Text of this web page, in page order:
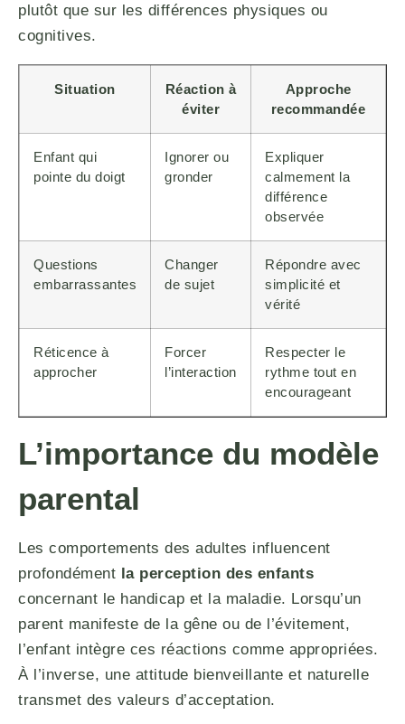
plutôt que sur les différences physiques ou
cognitives.
Situation
Réaction à
éviter
Approche
recommandée
Enfant qui
pointe du doigt
Ignorer ou
gronder
Expliquer
calmement la
différence
observée
Questions
embarrassantes
Changer
de sujet
Répondre avec
simplicité et
vérité
Réticence à
approcher
Forcer
l’interaction
Respecter le
rythme tout en
encourageant
L’importance du modèle
parental
Les comportements des adultes influencent
profondément la perception des enfants
concernant le handicap et la maladie. Lorsqu’un
parent manifeste de la gêne ou de l’évitement,
l’enfant intègre ces réactions comme appropriées.
À l’inverse, une attitude bienveillante et naturelle
transmet des valeurs d’acceptation.